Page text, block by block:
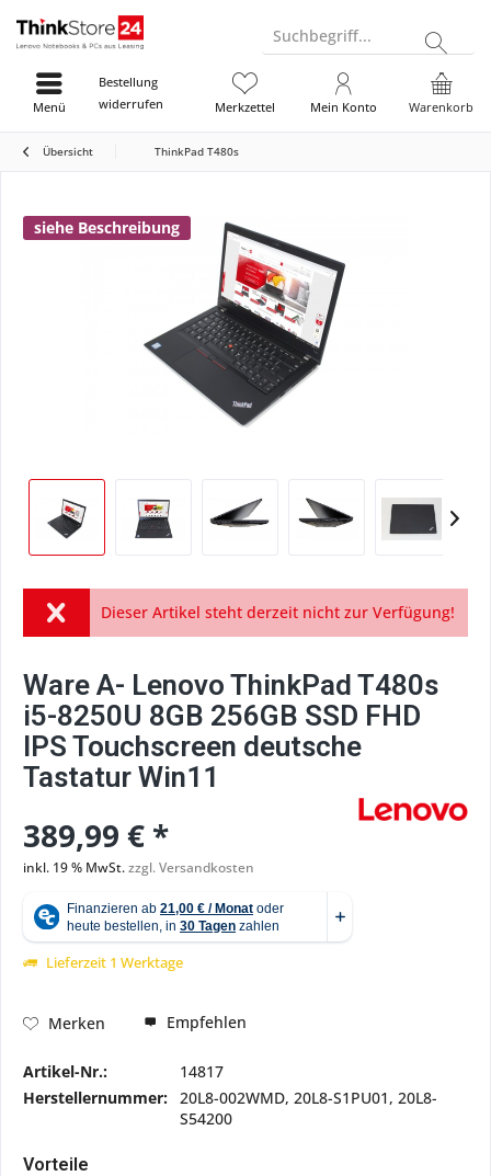
Suchbegriff...
Bestellung
widerrufen
Warenkorb
Merkzettel Mein Konto
Menü
Übersicht ThinkPad T480s
siehe Beschreibung
Dieser Artikel steht derzeit nicht zur Verfügung!
Ware A- Lenovo ThinkPad T480s
i5-8250U 8GB 256GB SSD FHD
IPS Touchscreen deutsche
Tastatur Win11
389,99 € *
inkl. 19 % MwSt.zzgl. Versandkosten
Lieferzeit 1 Werktage
Merken Empfehlen
Artikel-Nr.:
14817
Herstellernummer: 20L8-002WMD, 20L8-S1PU01, 20L8-
S54200
Vorteile